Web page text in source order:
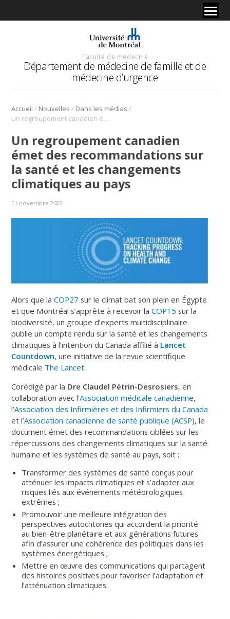
Faculté de médecine
Département de médecine de famille et de
médecine d’urgence
Accueil / Nouvelles / Dans les médias /
Un regroupement canadien émet des recommandations sur la santé et les changements climatiques au pays
Un regroupement canadien
émet des recommandations sur
la santé et les changements
climatiques au pays
11 novembre 2022
Alors que laCOP27 sur le climat bat son plein en Égypte
et que Montréal s’apprête à recevoir laCOP15 sur la
biodiversité, un groupe d’experts multidisciplinaire
publie un compte rendu sur la santé et les changements
climatiques à l’intention du Canada affilié à Lancet
Countdown, une initiative de la revue scientifique
médicale The Lancet.
Corédigé par la Dre Claudel Pétrin-Desrosiers, en
collaboration avec l’Association médicale canadienne,
l’Association des Infirmières et des Infirmiers du Canada
et l’Association canadienne de santé publique (ACSP), le
document émet des recommandations ciblées sur les
répercussions des changements climatiques sur la santé
humaine et les systèmes de santé au pays, soit :
Transformer des systèmes de santé conçus pour
atténuer les impacts climatiques et s’adapter aux
risques liés aux événements météorologiques
extrêmes ;
Promouvoir une meilleure intégration des
perspectives autochtones qui accordent la priorité
au bien-être planétaire et aux générations futures
afin d’assurer une cohérence des politiques dans les
systèmes énergétiques ;
Mettre en œuvre des communications qui partagent
des histoires positives pour favoriser l’adaptation et
l’atténuation climatiques.